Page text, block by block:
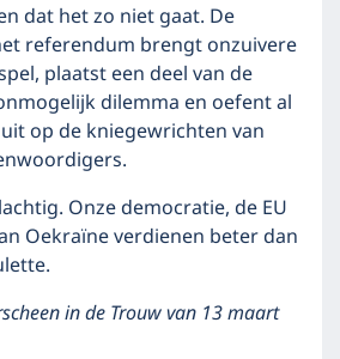
dat het zo niet gaat. De
referendum brengt onzuivere
plaatst een deel van de
dilemma en oefent al
op de kniegewrichten van
Onze democratie, de EU
Oekraïne verdienen beter dan
in de Trouw van 13 maart